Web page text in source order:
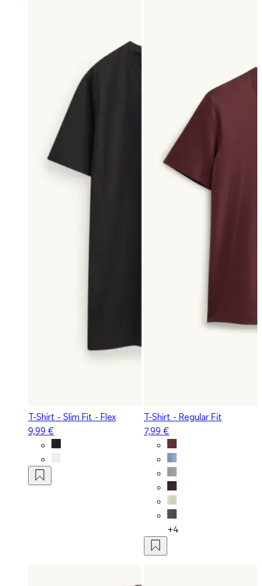
T-Shirt - Slim Fit - Flex
9,99 €
T-Shirt - Regular Fit
7,99 €
+4